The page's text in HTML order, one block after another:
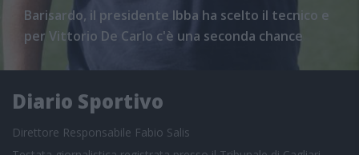
Barisardo, il presidente Ibba ha scelto il tecnico e
per Vittorio De Carlo c'è una seconda chance
Diario Sportivo
Direttore Responsabile Fabio Salis